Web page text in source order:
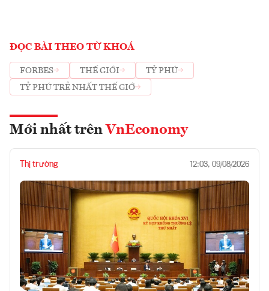
ĐỌC BÀI THEO TỪ KHOÁ
FORBES THẾ GIỚI
TỶ PHÚ
TỶ PHÚ TRẺ NHẤT THẾ GIỚ
Mới nhất trên VnEconomy
Thị trường 12:03, 09/08/2026